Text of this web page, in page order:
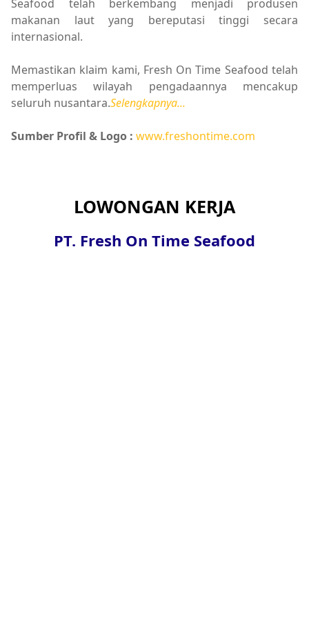
Seafood telah berkembang menjadi produsen
makanan laut yang bereputasi tinggi secara
internasional.
Memastikan klaim kami, Fresh On Time Seafood telah
memperluas wilayah pengadaannya mencakup
seluruh nusantara.Selengkapnya...
Sumber Profil & Logo : www.freshontime.com
LOWONGAN KERJA
PT. Fresh On Time Seafood